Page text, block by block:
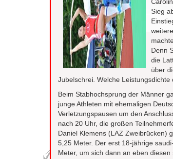
Sieg
Denn
die
über
Jubelschrei. Welche
Beim Stabhochsprung der Männer
junge Athleten mit ehemaligen
Verletzungspausen um den
nach 20 Uhr, die großen
Daniel Klemens (LAZ Zweibrücken)
5,25 Meter. Der erst 18-jährige
Meter, um sich dann an eben